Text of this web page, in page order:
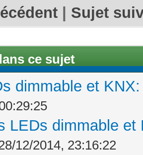
Sujet
ce sujet
dimmable et
LEDs dimmable
12/2014, 23:16:22